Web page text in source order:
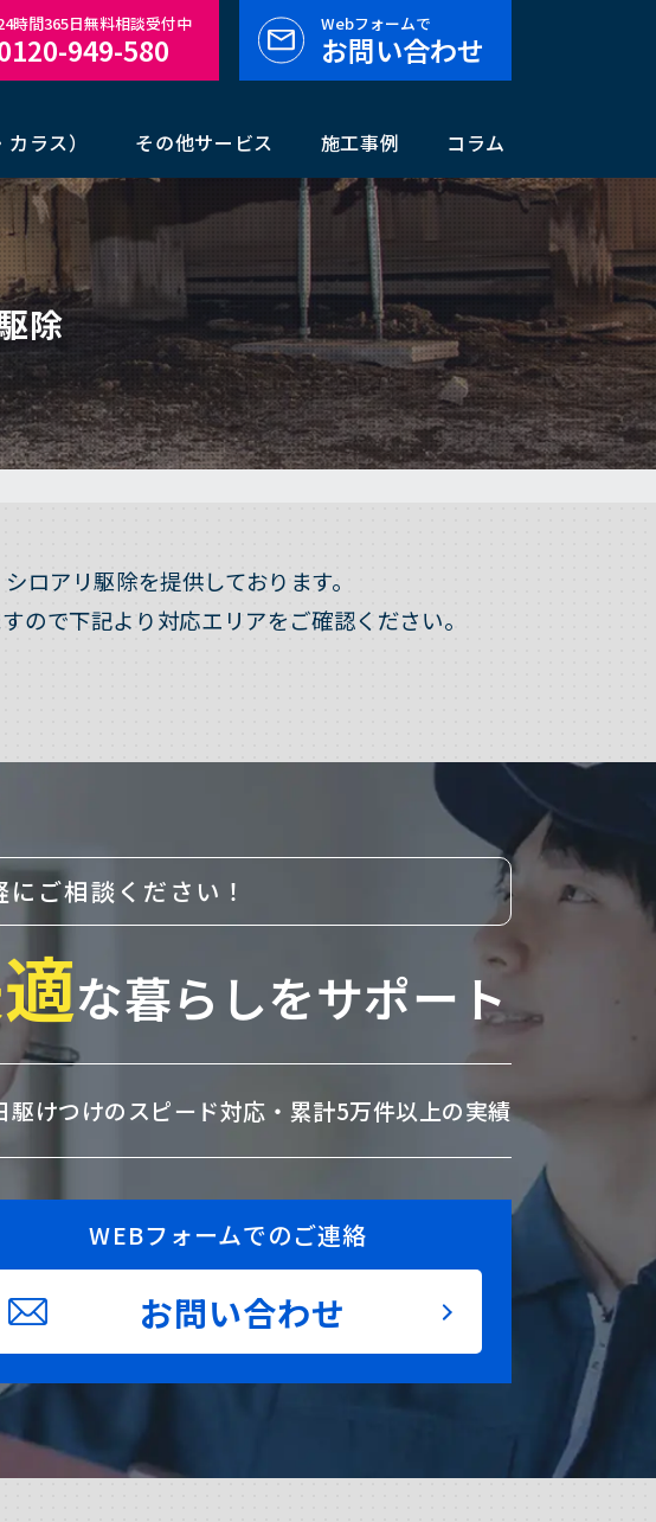
ラス） その他サービス 施工事例 コラム
時間365日無料相談受付中
949-580
Webフォームで
お問い合わせ
除
ロアリ駆除を提供しております。
ので下記より対応エリアをご確認ください。
ご相談ください！
な暮らしをサポート
駆けつけのスピード対応・ 累計5万件以上の実績
WEBフォームでのご連絡
お問い合わせ